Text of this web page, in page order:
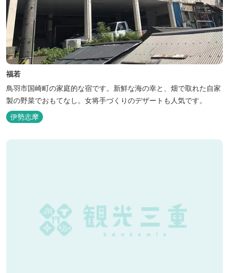
福若
鳥羽市国崎町の家庭的な宿です。新鮮な海の幸と、畑で取れた自家
製の野菜でおもてなし。女将手づくりのデザートも人気です。
伊勢志摩